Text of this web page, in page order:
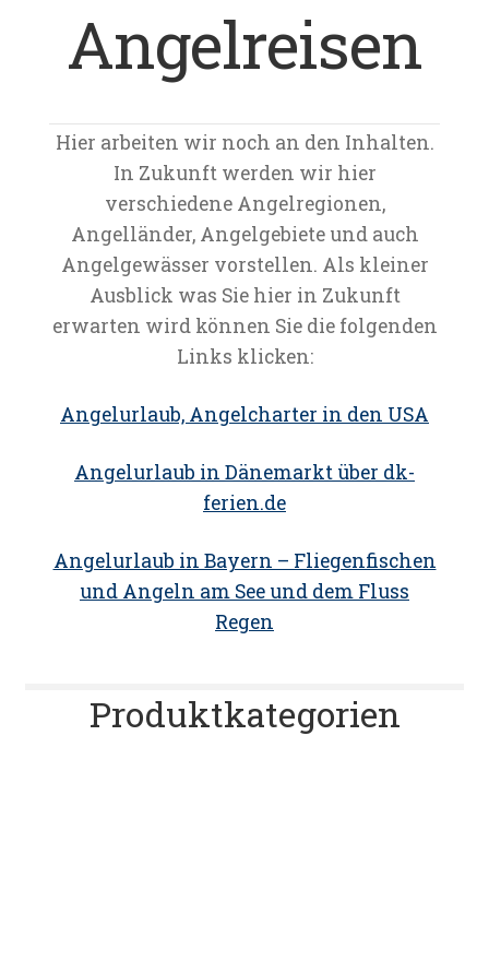
Datenschutz
Kontakt
Angelreisen
Hier arbeiten wir noch an den Inhalten.
In Zukunft werden wir hier
verschiedene Angelregionen,
Angelländer, Angelgebiete und auch
Angelgewässer vorstellen. Als kleiner
Ausblick was Sie hier in Zukunft
erwarten wird können Sie die folgenden
Links klicken:
Angelurlaub, Angelcharter in den USA
Angelurlaub in Dänemarkt über dk-
ferien.de
Angelurlaub in Bayern – Fliegenfischen
und Angeln am See und dem Fluss
Regen
Produktkategorien